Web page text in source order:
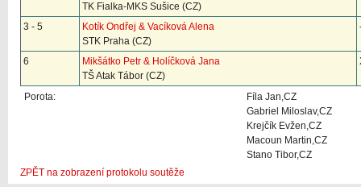
TK Fialka-MKS Sušice (CZ)
3 - 5
Kotík Ondřej & Vacíková Alena
STK Praha (CZ)
6
Mikšátko Petr & Holíčková Jana
TŠ Atak Tábor (CZ)
Porota:
Fíla Jan,CZ
Gabriel Miloslav,CZ
Krejčík Evžen,CZ
Macoun Martin,CZ
Stano Tibor,CZ
ZPĚT na zobrazení protokolu soutěže